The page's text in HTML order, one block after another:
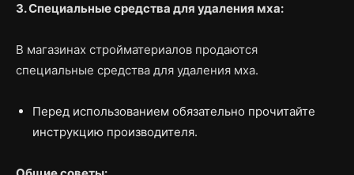
3. Специальные средства для удаления мха:
В магазинах стройматериалов продаются
специальные средства для удаления мха.
Перед использованием обязательно прочитайте
инструкцию производителя.